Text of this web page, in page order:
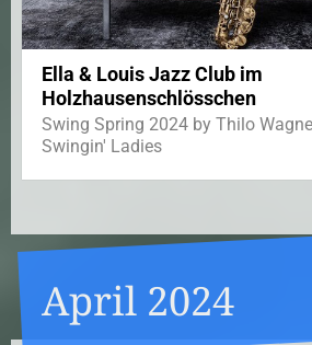
Ella & Louis Jazz Club im
Holzhausenschlösschen
Swing Spring 2024 by Thilo
Swingin' Ladies
April 2024